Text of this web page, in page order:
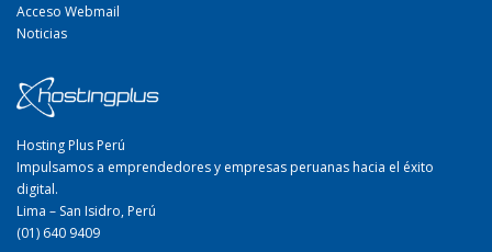
Acceso Webmail
Noticias
Hosting Plus Perú
Impulsamos a emprendedores y empresas peruanas hacia el éxito
digital.
Lima – San Isidro, Perú
(01) 640 9409